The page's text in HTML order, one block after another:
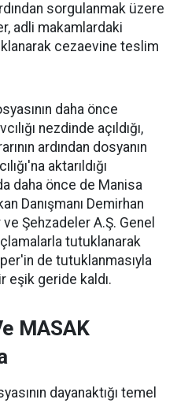
sorgulanmak üzere
adli makamlardaki
cezaevine teslim
daha önce
nezdinde açıldığı,
ardından dosyanın
aktarıldığı
daha önce de Manisa
Danışmanı Demirhan
Şehzadeler A.Ş. Genel
tutuklanarak
de tutuklanmasıyla
eşik geride kaldı.
MASAK
dayanaktığı temel